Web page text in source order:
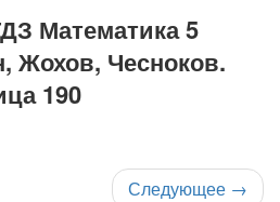
Математика 5
Жохов, Чесноков.
190
Следующее →